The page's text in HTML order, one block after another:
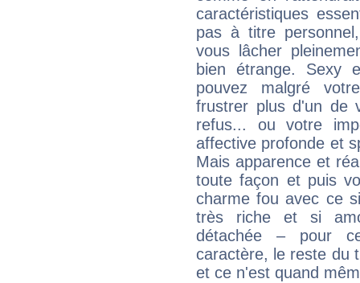
caractéristiques
pas à titre
vous lâcher
bien étrange. Sexy
pouvez malgré
frustrer plus d'un de
refus... ou votre
affective profonde et
Mais apparence et
toute façon et puis
charme fou avec ce
très riche et si
détachée – pour
caractère, le reste du
et ce n'est quand